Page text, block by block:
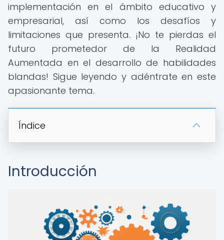
implementación en el ámbito educativo y
empresarial, así como los desafíos y
limitaciones que presenta. ¡No te pierdas el
futuro prometedor de la Realidad
Aumentada en el desarrollo de habilidades
blandas! Sigue leyendo y adéntrate en este
apasionante tema.
Índice
Introducción